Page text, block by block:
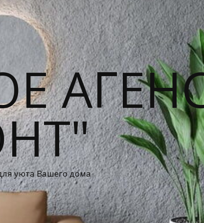
уюта Вашего дома